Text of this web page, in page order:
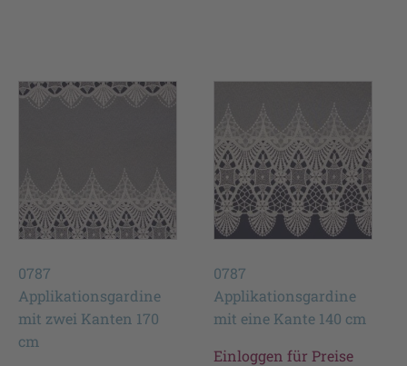
0787
Applikationsgardine
mit zwei Kanten 170
cm
0787
Applikationsgardine
mit eine Kante 140 cm
Einloggen für Preise